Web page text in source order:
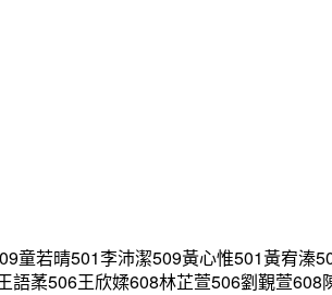
童若晴501李沛潔509黃心惟501黃宥溱
語葇506王欣媃608林芷萱506劉覲萱608